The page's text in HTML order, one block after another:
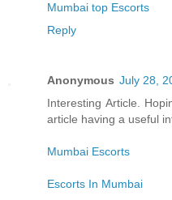
Mumbai top Escorts
Reply
Anonymous July 28,
Interesting Article.
article having a useful
Mumbai Escorts
Escorts In Mumbai